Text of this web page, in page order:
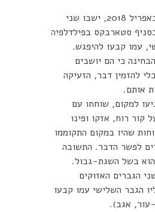
ביום חמישי, 12 באפריל 2018, ישבו שני
סטארבקס בפילדלפיה
עמו קבעו להיפגש.
כי הם יושבים
להזמין דבר, הזעיקה
אותם.
למקום, שוחחו עם
קור רוח, אזקו ופינו
שהיו במקום התקוממו
לפשר הדבר. התשובה
בשל השגת-גבול.
הגברים האזוקים
הגבר השלישי עמו קבעו
עור, אגב).